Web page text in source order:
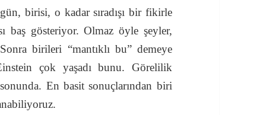
birisi, o kadar sıradışı bir fikirle
baş gösteriyor. Olmaz öyle şeyler,
birileri “mantıklı bu” demeye
çok yaşadı bunu. Görelilik
En basit sonuçlarından biri